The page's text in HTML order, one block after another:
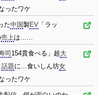
ったワケ
た中国製 EV 「ラッ
売上は……
司 154貫食べる」超大
話題に…食いしん坊女
ったワケ